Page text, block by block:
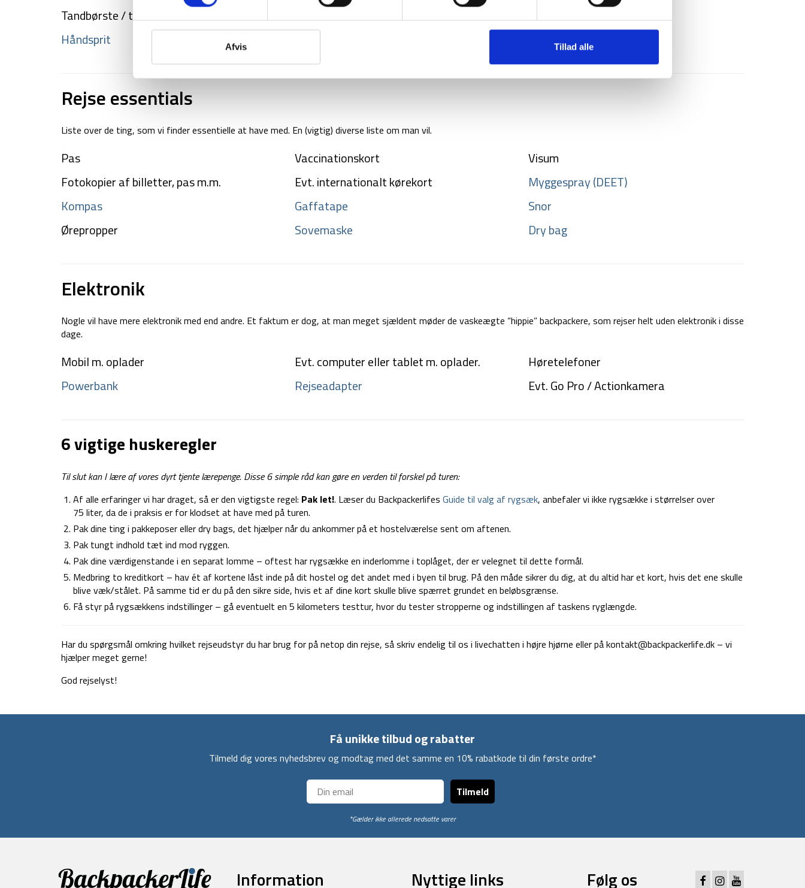
Afvis Tillad alle
Tandbørste / tandpasta
Håndsprit
Briller / linser
Medicin
Rejse essentials
Liste over de ting, som vi finder essentielle at have med. En (vigtig) diverse liste om man vil.
Pas
Fotokopier af billetter, pas m.m.
Kompas
Ørepropper
Vaccinationskort
Evt. internationalt kørekort
Gaffatape
Sovemaske
Visum
Myggespray (DEET)
Snor
Dry bag
Elektronik
Nogle vil have mere elektronik med end andre. Et faktum er dog, at man meget sjældent møder de vaskeægte “hippie” backpackere, som rejser helt uden elektronik i disse
dage.
Mobil m. oplader
Powerbank
Evt. computer eller tablet m. oplader.
Rejseadapter
Høretelefoner
Evt. Go Pro / Actionkamera
6 vigtige huskeregler
Til slut kan I lære af vores dyrt tjente lærepenge. Disse 6 simple råd kan gøre en verden til forskel på turen:
Af alle erfaringer vi har draget, så er den vigtigste regel: Pak let!. Læser du Backpackerlifes Guide til valg af rygsæk, anbefaler vi ikke rygsække i størrelser over
75 liter, da de i praksis er for klodset at have med på turen.
Pak dine ting i pakkeposer eller dry bags, det hjælper når du ankommer på et hostelværelse sent om aftenen.
Pak tungt indhold tæt ind mod ryggen.
Pak dine værdigenstande i en separat lomme – oftest har rygsække en inderlomme i toplåget, der er velegnet til dette formål.
Medbring to kreditkort – hav ét af kortene låst inde på dit hostel og det andet med i byen til brug. På den måde sikrer du dig, at du altid har et kort, hvis det ene skulle
blive væk/stålet. På samme tid er du på den sikre side, hvis et af dine kort skulle blive spærret grundet en beløbsgrænse.
Få styr på rygsækkens indstillinger – gå eventuelt en 5 kilometers testtur, hvor du tester stropperne og indstillingen af taskens ryglængde.
Har du spørgsmål omkring hvilket rejseudstyr du har brug for på netop din rejse, så skriv endelig til os i livechatten i højre hjørne eller påkontakt@backpackerlife.dk – vi
hjælper meget gerne!
God rejselyst!
Få unikke tilbud og rabatter
Tilmeld dig vores nyhedsbrev og modtag med det samme en 10% rabatkode til din første ordre*
Tilmeld
*Gælder ikke allerede nedsatte varer
Information Nyttige links Følg os